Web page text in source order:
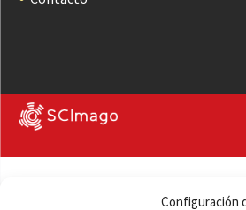
Configuración